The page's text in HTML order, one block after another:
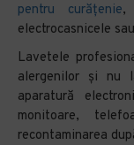
pentru curățenie,
electrocasnicele
Lavetele
alergenilor și nu
aparatură
monitoare,
recontaminarea